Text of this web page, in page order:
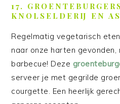
17.
KNOLSELDERIJ EN
Regelmatig vegetarisch
naar onze harten
barbecue! Deze
serveer je met gegrilde
courgette. Een heerlijk